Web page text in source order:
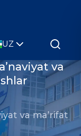
UZ
va
va ma’rifat